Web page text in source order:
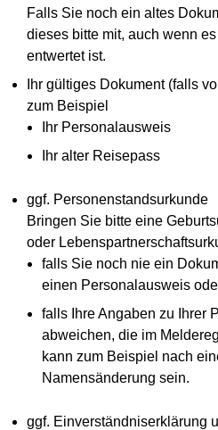
Falls Sie noch ein altes
dieses bitte mit, auch wenn
entwertet ist.
Ihr gültiges Dokument (falls
zum Beispiel
Ihr Personalausweis
Ihr alter Reisepass
ggf. Personenstandsurkunde
Bringen Sie bitte eine
oder
falls Sie noch nie ein
einen Personalausweis
falls Ihre Angaben zu Ihrer
abweichen, die im
kann zum Beispiel nach
Namensänderung sein.
ggf. Einverständniserklärung